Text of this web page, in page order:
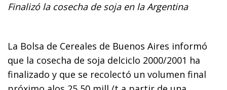
Finalizó la cosecha de soja en la Argentina
La Bolsa de Cereales de Buenos Aires informó
que la cosecha de soja delciclo 2000/2001 ha
finalizado y que se recolectó un volumen final